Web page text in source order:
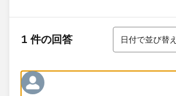
1 件の回答
並び替え
日付で並び替え